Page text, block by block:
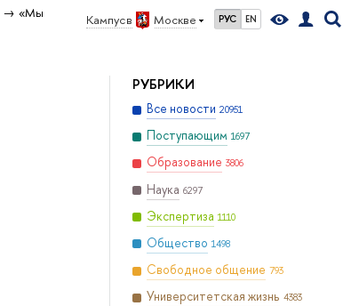
Кампус в Москве РУС EN
«Мы
РУБРИКИ
Все новости 20951
Поступающим 1697
Образование 3806
Наука 6297
Экспертиза 1110
Общество 1498
Свободное общение 793
Университетская жизнь 4383